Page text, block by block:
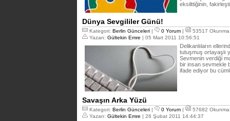
eksilttiğinin,
Dünya Sevgililer Günü!
Kategori: Berlin Günceleri | 0 Yorum |
53517 Okunma
Yazan: Gültekin Emre | 05 Mart 2011 10:56:51
Delikanlıların
tutuşmuş ortayaşlı
Sevmenin verdiği
bir insan sevmekle
ifade ediyor bu
Savaşın Arka Yüzü
Kategori: Berlin Günceleri | 0 Yorum |
57682 Okunma
Yazan: Gültekin Emre | 26 Şubat 2011 14:44:37